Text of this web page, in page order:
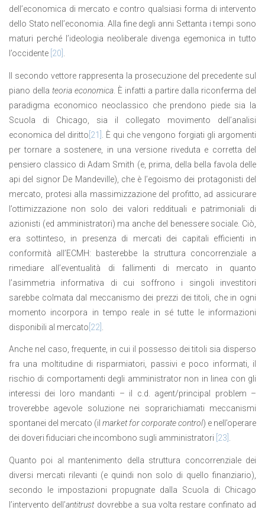
dell’economica di mercato e contro qualsiasi forma di intervento
dello Stato nell’economia. Alla fine degli anni Settanta i tempi sono
maturi perché l’ideologia neoliberale divenga egemonica in tutto
l’occidente [20] .
Il secondo vettore rappresenta la prosecuzione del precedente sul
piano della teoria economica . È infatti a partire dalla riconferma del
paradigma economico neoclassico che prendono piede sia la
Scuola di Chicago, sia il collegato movimento dell’analisi
economica del diritto [21]
. È qui che vengono forgiati gli argomenti
per tornare a sostenere, in una versione riveduta e corretta del
pensiero classico di Adam Smith (e, prima, della bella favola delle
api del signor De Mandeville), che è l’egoismo dei protagonisti del
mercato, protesi alla massimizzazione del profitto, ad assicurare
l’ottimizzazione non solo dei valori reddituali e patrimoniali di
azionisti (ed amministratori) ma anche del benessere sociale. Ciò,
era sottinteso, in presenza di mercati dei capitali efficienti in
conformità all’ECMH: basterebbe la struttura concorrenziale a
rimediare all’eventualità di fallimenti di mercato in quanto
l’asimmetria informativa di cui soffrono i singoli investitori
sarebbe colmata dal meccanismo dei prezzi dei titoli, che in ogni
momento incorpora in tempo reale in sé tutte le informazioni
disponibili al mercato [22]
Anche nel caso, frequente, in cui il possesso dei titoli sia disperso
fra una moltitudine di risparmiatori, passivi e poco informati, il
rischio di comportamenti degli amministrator non in linea con gli
interessi dei loro mandanti – il c.d. agent/principal problem –
troverebbe agevole soluzione nei soprarichiamati meccanismi
spontanei del mercato (il market for corporate control) e nell’operare
dei doveri fiduciari che incombono sugli amministratori [23] .
Quanto poi al mantenimento della struttura concorrenziale dei
diversi mercati rilevanti (e quindi non solo di quello finanziario),
secondo le impostazioni propugnate dalla Scuola di Chicago
l’intervento dell’antitrustdovrebbe a sua volta restare confinato ad